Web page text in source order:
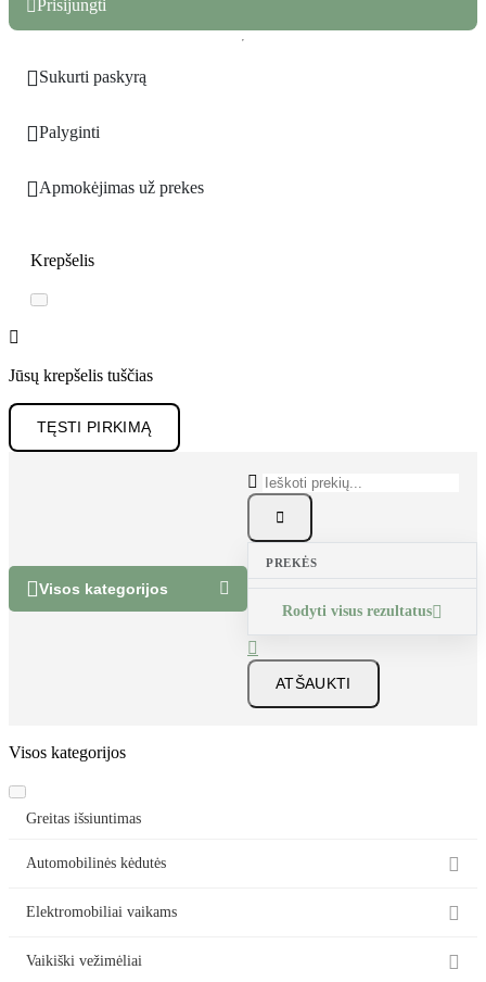
Prisijungti
Sukurti paskyrą
Palyginti
Apmokėjimas už prekes
Krepšelis

Jūsų krepšelis tuščias
TĘSTI PIRKIMĄ
 Visos kategorijos 


PREKĖS
Rodyti visus rezultatus

ATŠAUKTI
Visos kategorijos
Greitas išsiuntimas
Automobilinės kėdutės 
Elektromobiliai vaikams 
Vaikiški vežimėliai 